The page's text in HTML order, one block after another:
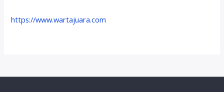
https://www.wartajuara.com